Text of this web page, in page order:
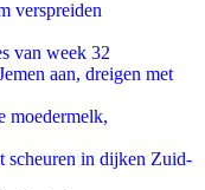
verspreiden
van week 32
aan, dreigen met
moedermelk,
scheuren in dijken Zuid-